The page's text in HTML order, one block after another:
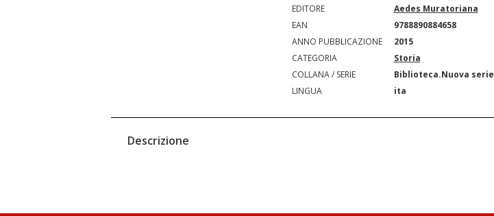
EDITORE
Aedes Muratoriana
EAN
9788890884658
ANNO PUBBLICAZIONE
2015
CATEGORIA
Storia
COLLANA / SERIE
Biblioteca.Nuova serie
LINGUA
ita
Descrizione